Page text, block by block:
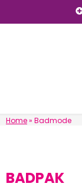
Home» Badmode
BADPAK